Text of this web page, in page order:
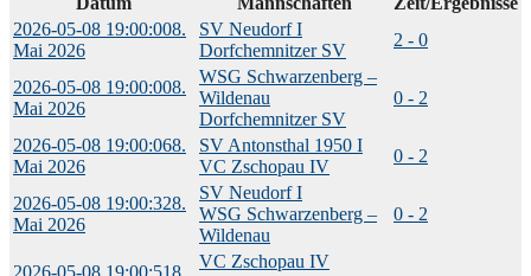
2026-05-08 19:00:008.
Mai 2026
SV Neudorf I
Dorfchemnitzer SV
2 - 0
2026-05-08 19:00:008.
Mai 2026
WSG Schwarzenberg –
Wildenau
Dorfchemnitzer SV
0 - 2
2026-05-08 19:00:068.
Mai 2026
SV Antonsthal 1950 I
VC Zschopau IV
0 - 2
2026-05-08 19:00:328.
Mai 2026
SV Neudorf I
WSG Schwarzenberg –
Wildenau
0 - 2
2026-05-08 19:00:518.
VC Zschopau IV